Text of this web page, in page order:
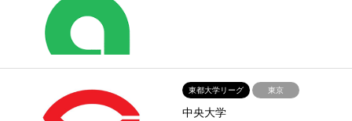
東都大学リーグ 東京
中央大学